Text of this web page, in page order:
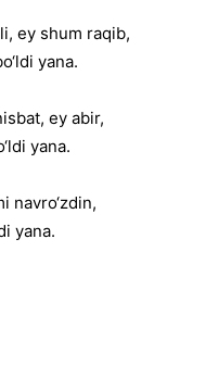
ey shum raqib,
yana.
ey abir,
yana.
navro‘zdin,
yana.